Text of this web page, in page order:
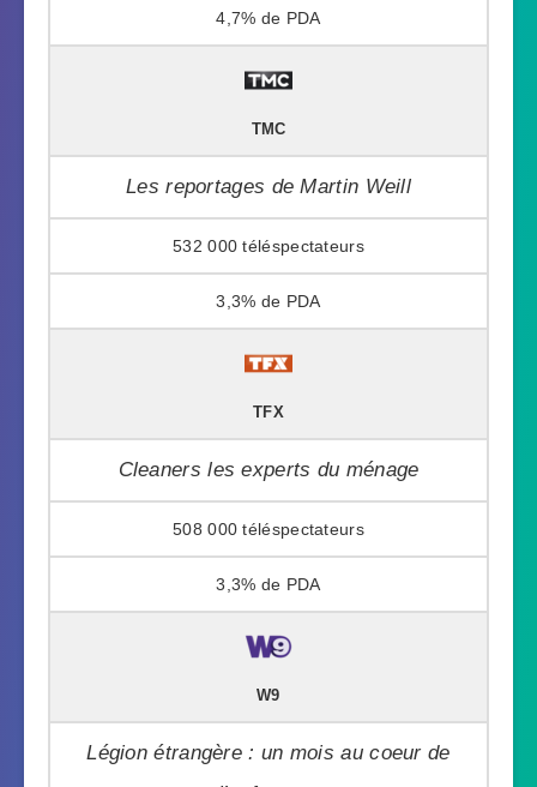
4,7%
TMC
Les reportages de Martin Weill
532 000
3,3%
TFX
Cleaners les experts du ménage
508 000
3,3%
W9
Légion étrangère : un mois au coeur de